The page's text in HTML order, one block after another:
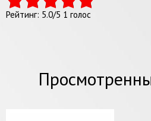
Рейтинг: 5.0/5 1 голос